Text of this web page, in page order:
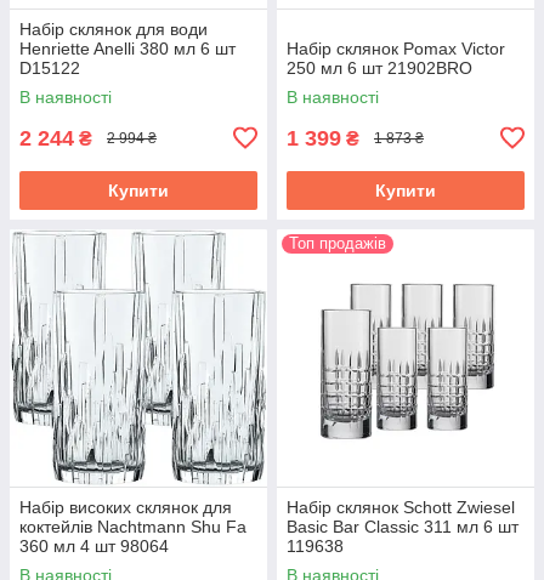
Набір склянок для води
Henriette Anelli 380 мл 6 шт
D15122
В наявності
2 244 ₴ 2 994 ₴
Купити
Набір склянок Pomax Victor
250 мл 6 шт 21902BRO
В наявності
1 399 ₴ 1 873 ₴
Купити
Набір високих склянок для
коктейлів Nachtmann Shu Fa
360 мл 4 шт 98064
В наявності
Топ продажів
Набір склянок Schott Zwiesel
Basic Bar Classic 311 мл 6 шт
119638
В наявності